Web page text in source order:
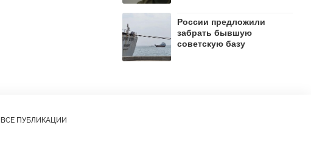
России предложили
забрать бывшую
советскую базу
ВСЕ ПУБЛИКАЦИИ